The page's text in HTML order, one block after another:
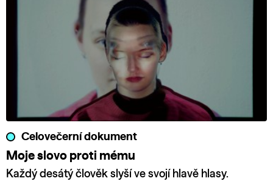
Celovečerní dokument
Moje slovo proti mému
Každý desátý člověk slyší ve svojí hlavě hlasy.